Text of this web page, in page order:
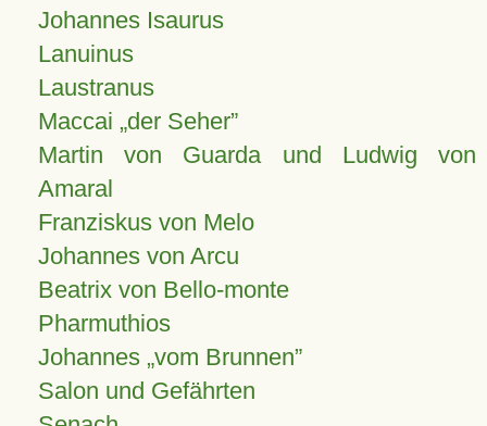
Johannes Isaurus
Lanuinus
Laustranus
Maccai „der Seher”
Martin von Guarda und Ludwig von
Amaral
Franziskus von Melo
Johannes von Arcu
Beatrix von Bello-monte
Pharmuthios
Johannes vom Brunnen
Salon und Gefährten